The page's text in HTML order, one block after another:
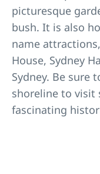
picturesque
bush. It is also
name
House, Sydney
Sydney. Be sure
shoreline to visit
fascinating